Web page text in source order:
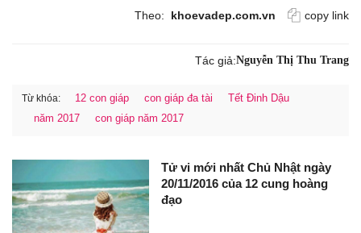
Theo: khoevadep.com.vn copy link
Tác giả:Nguyễn Thị Thu Trang
Từ khóa: 12 con giáp con giáp đa tài
Tết Đinh Dậu
năm 2017
con giáp năm 2017
Tử vi mới nhất Chủ Nhật ngày
20/11/2016 của 12 cung hoàng
đạo